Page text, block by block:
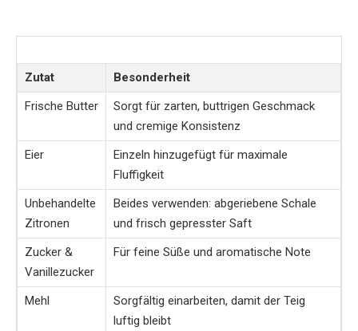
Zutat
Besonderheit
Frische Butter
Sorgt für zarten, buttrigen Geschmack
und cremige Konsistenz
Eier
Einzeln hinzugefügt für maximale
Fluffigkeit
Unbehandelte
Zitronen
Beides verwenden: abgeriebene Schale
und frisch gepresster Saft
Zucker &
Vanillezucker
Für feine Süße und aromatische Note
Mehl
Sorgfältig einarbeiten, damit der Teig
luftig bleibt